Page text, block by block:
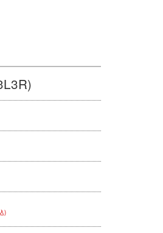
)